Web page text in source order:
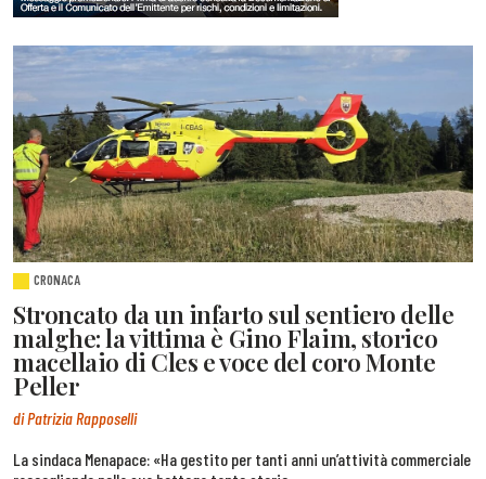
CRONACA
Stroncato da un infarto sul sentiero delle
malghe: la vittima è Gino Flaim, storico
macellaio di Cles e voce del coro Monte
Peller
di Patrizia Rapposelli
La sindaca Menapace: «Ha gestito per tanti anni un’attività commerciale